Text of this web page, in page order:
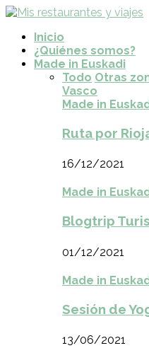
Inicio
¿Quiénes somos?
Made in Euskadi
Todo Otras
Vasco
Made in
Ruta por
16/12/2021
Made in
Blogtrip
01/12/2021
Made in
Sesión de
13/06/2021